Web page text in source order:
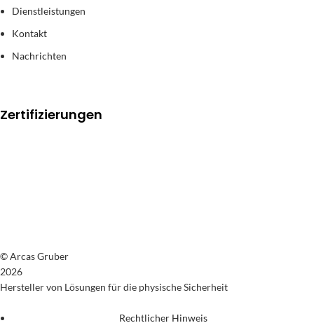
Dienstleistungen
Kontakt
Nachrichten
Zertifizierungen
© Arcas Gruber
2026
Hersteller von Lösungen für die physische Sicherheit
Rechtlicher Hinweis